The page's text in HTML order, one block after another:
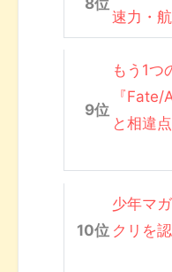
速力・
もう1つ
『
と相違点
少年マ
クリを